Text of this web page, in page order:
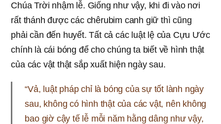
Chúa Trời nhậm lễ. Giống như vậy, khi đi vào nơi
rất thánh được các chêrubim canh giữ thì cũng
phải cần đến huyết. Tất cả các luật lệ của Cựu Ước
chính là cái bóng để cho chúng ta biết về hình thật
của các vật thật sắp xuất hiện ngày sau.
“Vả, luật pháp chỉ là bóng của sự tốt lành ngày
sau, không có hình thật của các vật, nên không
bao giờ cậy tế lễ mỗi năm hằng dâng như vậy,